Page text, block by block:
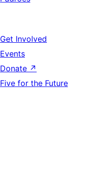
Get Involved
Events
Donate ↗
Five for the Future